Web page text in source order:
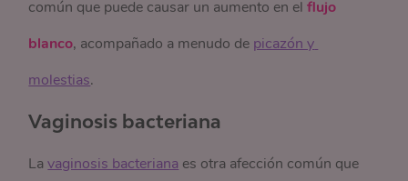
común que puede causar un aumento en elflujo
blanco, acompañado a menudo de picazón y
molestias.
Vaginosis bacteriana
Lavaginosis bacteriana es otra afección común que